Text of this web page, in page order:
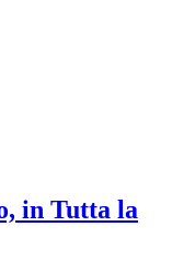
in Tutta la